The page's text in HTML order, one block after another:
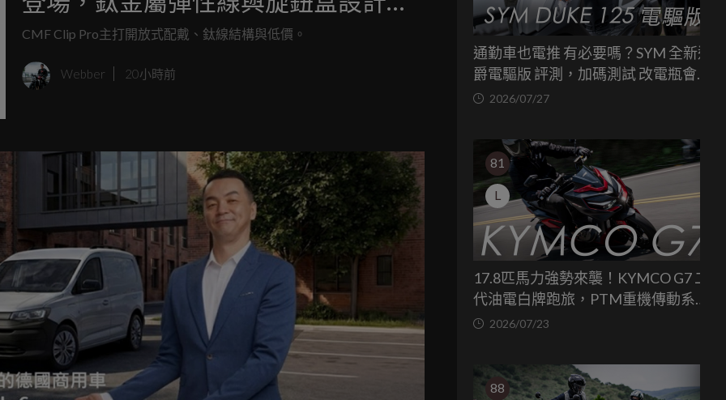
超亮眼
CMF Clip Pro主打開放式配戴、鈦線結構與低價。
Webber 20小時前
通勤車也電推 有必要嗎？SYM 全新迪
爵電驅版 評測，加碼測試 改電瓶會更
省油嗎？
2026/07/27
81
L
17.8匹馬力強勢來襲！KYMCO G7 二
代油電白牌跑旅，PTM重機傳動系統
與8公斤減重的操控饗宴
2026/07/23
88